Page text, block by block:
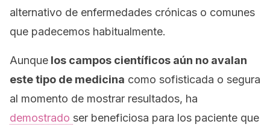
alternativo de enfermedades crónicas o comunes
que padecemos habitualmente.
Aunque los campos científicos aún no avalan
este tipo de medicina como sofisticada o segura
al momento de mostrar resultados, ha
demostrado ser beneficiosa para los paciente que